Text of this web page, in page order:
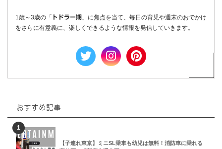
1歳～3歳の「 トドラー期 」に焦点を当て、毎日の育児や週末のおでかけ
をさらに有意義に、楽しくできるような情報を発信していきます。
おすすめ記事
1
【子連れ東京】ミニSL乗車も幼児は無料！消防車に乗れる